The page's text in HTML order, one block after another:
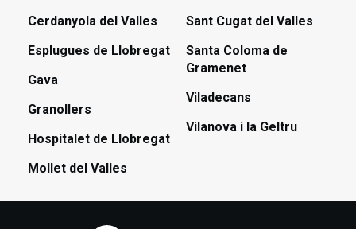
Cerdanyola del Valles
Esplugues de Llobregat
Gava
Granollers
Hospitalet de Llobregat
Mollet del Valles
Sant Cugat del Valles
Santa Coloma de
Gramenet
Viladecans
Vilanova i la Geltru